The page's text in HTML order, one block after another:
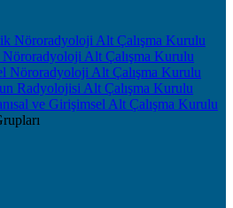
Nöroradyoloji Alt Çalışma Kurulu
Alt Çalışma Kurulu
Nöroradyoloji Alt Çalışma Kurulu
Radyolojisi Alt Çalışma Kurulu
ve Girişimsel Alt Çalışma Kurulu